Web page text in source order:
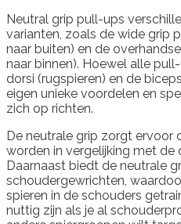
Neutral grip pull-ups
varianten, zoals de wide grip
naar buiten) en de
naar binnen). Hoewel alle
dorsi (rugspieren) en de
eigen unieke voordelen en
zich op richten.
De neutrale grip zorgt ervoor
worden in vergelijking met de
Daarnaast biedt de neutrale
schoudergewrichten,
spieren in de schouders
nuttig zijn als je al